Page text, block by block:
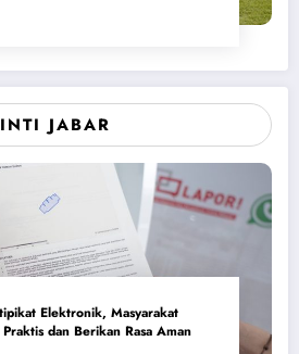
INTI JABAR
Elektronik, Masyarakat
dan Berikan Rasa Aman